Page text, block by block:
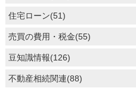
住宅ローン(51)
売買の費用・税金(55)
豆知識情報(126)
不動産相続関連(88)